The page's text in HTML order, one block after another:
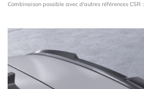
Combinaison possible avec d'autres références CSR :